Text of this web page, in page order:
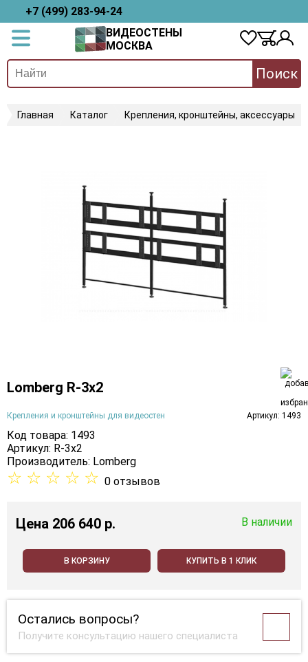
+7 (499) 283-94-24
ВИДЕОСТЕНЫ
МОСКВА
Поиск
Главная Каталог Крепления, кронштейны, аксессуары
Lomberg R-3х2
Крепления и кронштейны для видеостен Артикул: 1493
Код товара: 1493
Артикул: R-3х2
Производитель: Lomberg
☆ ☆ ☆ ☆ ☆ 0 отзывов
Цена 206 640 p. В наличии
В КОРЗИНУ КУПИТЬ В 1 КЛИК
Остались вопросы?
Получите консультацию нашего специалиста